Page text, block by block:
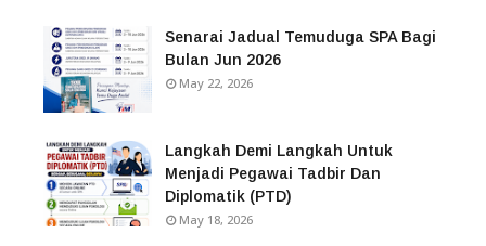
Senarai Jadual Temuduga SPA Bagi
Bulan Jun 2026
May 22, 2026
Langkah Demi Langkah Untuk
Menjadi Pegawai Tadbir Dan
Diplomatik (PTD)
May 18, 2026